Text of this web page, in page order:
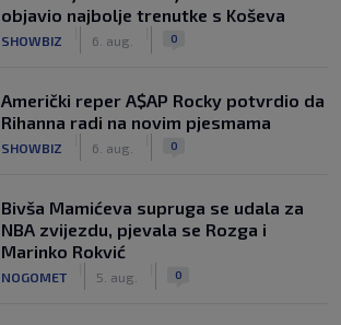
objavio najbolje trenutke s Koševa
SHOWBIZ 6. aug. 0
Američki reper A$AP Rocky potvrdio da
Rihanna radi na novim pjesmama
SHOWBIZ 6. aug. 0
Bivša Mamićeva supruga se udala za
NBA zvijezdu, pjevala se Rozga i
Marinko Rokvić
NOGOMET 5. aug. 0